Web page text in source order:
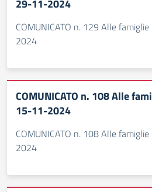
29-11-2024
COMUNICATO n. 129 Alle
2024
COMUNICATO n. 108 Alle
15-11-2024
COMUNICATO n. 108 Alle
2024